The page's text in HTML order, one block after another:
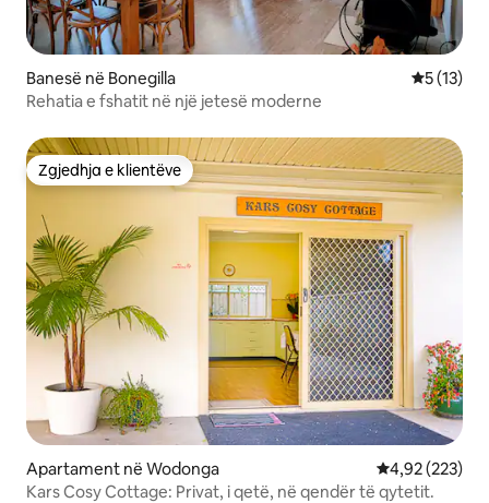
Banesë në Bonegilla Vlerësimi
5 (13)
Rehatia e fshatit në një jetesë moderne
Zgjedhja e klientëve
Zgjedhja e klientëve
Apartament në Wodonga Vlerësimi
4,92 (223)
Kars Cosy Cottage: Privat, i qetë, në qendër të qytetit.